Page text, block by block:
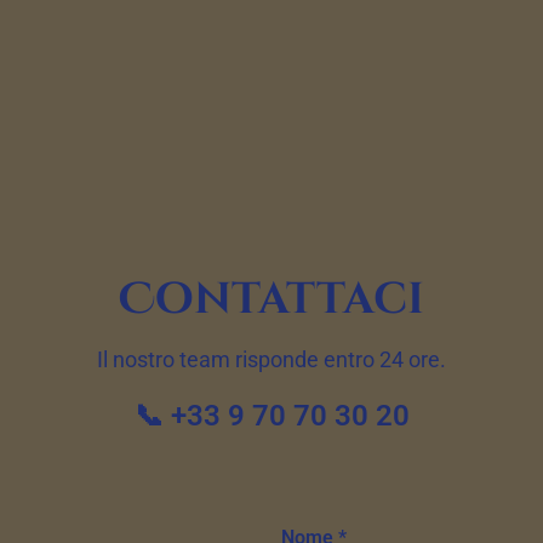
Contattaci
Il nostro team risponde entro 24 ore.
📞 +33 9 70 70 30 20
Nome *